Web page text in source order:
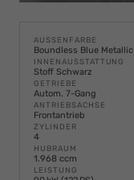
AUSSENFARBE
Boundless Blue Metallic
INNENAUSSTATTUNG
Stoff Schwarz
GETRIEBE
Autom. 7-Gang
ANTRIEBSACHSE
Frontantrieb
ZYLINDER
4
HUBRAUM
1.968 ccm
LEISTUNG